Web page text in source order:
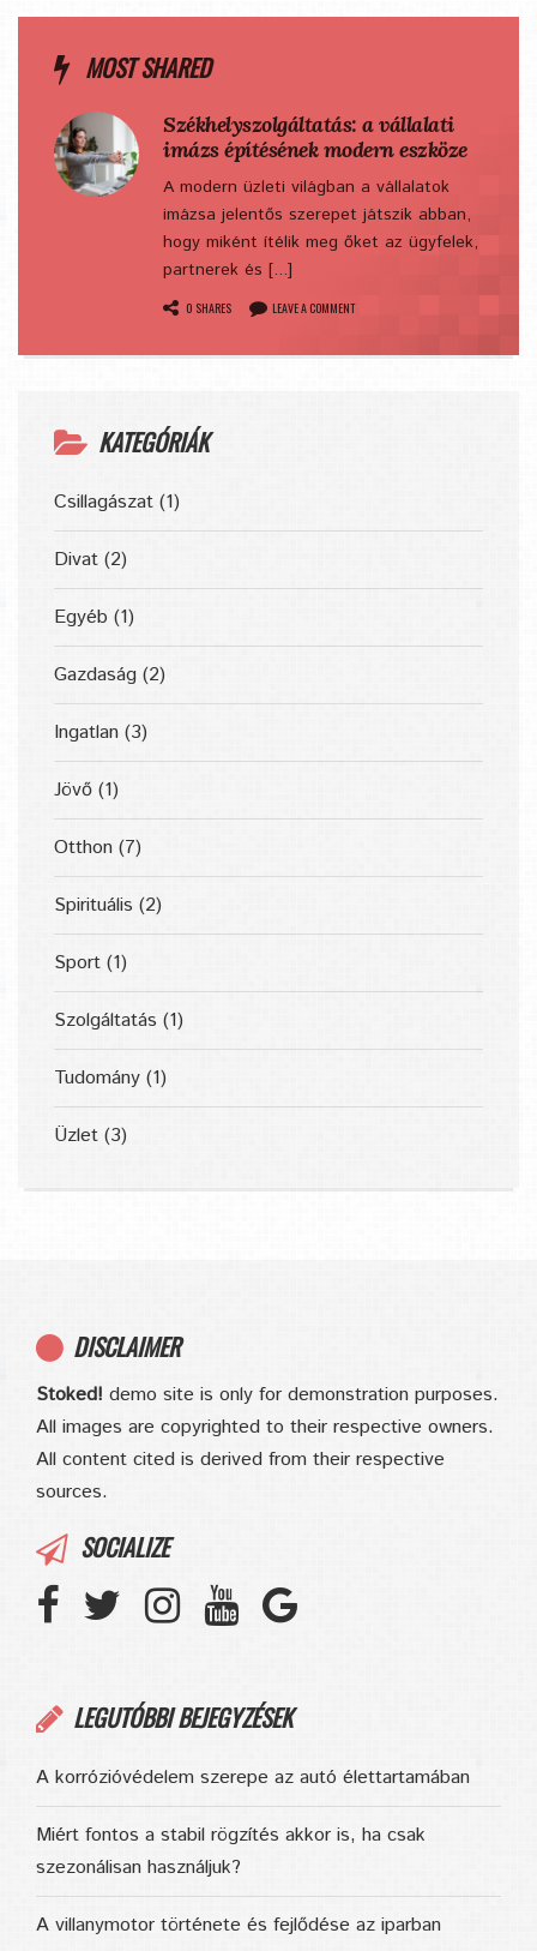
MOST SHARED
Székhelyszolgáltatás: a vállalati
imázs építésének modern eszköze
A modern üzleti világban a vállalatok
imázsa jelentős szerepet játszik abban,
hogy miként ítélik meg őket az ügyfelek,
partnerek és [...]
0 SHARES LEAVE A COMMENT
KATEGÓRIÁK
Csillagászat (1)
Divat (2)
Egyéb (1)
Gazdaság (2)
Ingatlan (3)
Jövő (1)
Otthon (7)
Spirituális (2)
Sport (1)
Szolgáltatás (1)
Tudomány (1)
Üzlet (3)
DISCLAIMER
Stoked! demo site is only for demonstration purposes.
All images are copyrighted to their respective owners.
All content cited is derived from their respective
sources.
SOCIALIZE
LEGUTÓBBI BEJEGYZÉSEK
A korrózióvédelem szerepe az autó élettartamában
Miért fontos a stabil rögzítés akkor is, ha csak
szezonálisan használjuk?
A villanymotor története és fejlődése az iparban